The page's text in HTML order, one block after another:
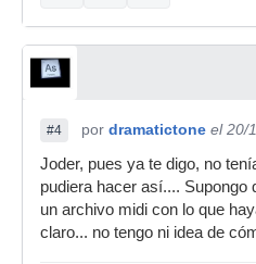
#4 por dramatictone el 20/
Joder, pues ya te digo, no
pudiera hacer así.... Supongo
un archivo midi con lo que
claro... no tengo ni idea de